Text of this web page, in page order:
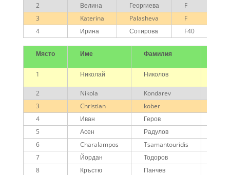
2
Велина Георгиева
F
3
Katerina Palasheva
F
4
Ирина Сотирова F40
Място Име Фамилия
1 Николай Николов
2 Nikola Kondarev
3
Christian kober
4
Иван Геров
5
Асен Радулов
6
Charalampos Tsamantouridis
7
Йордан Тодоров
8
Кръстю Панчев